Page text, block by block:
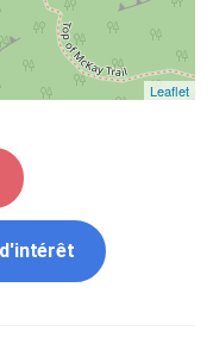
Leaflet